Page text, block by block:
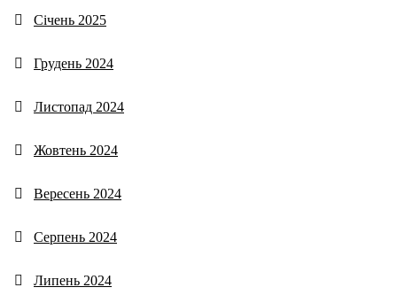
Січень 2025
Грудень 2024
Листопад 2024
Жовтень 2024
Вересень 2024
Серпень 2024
Липень 2024